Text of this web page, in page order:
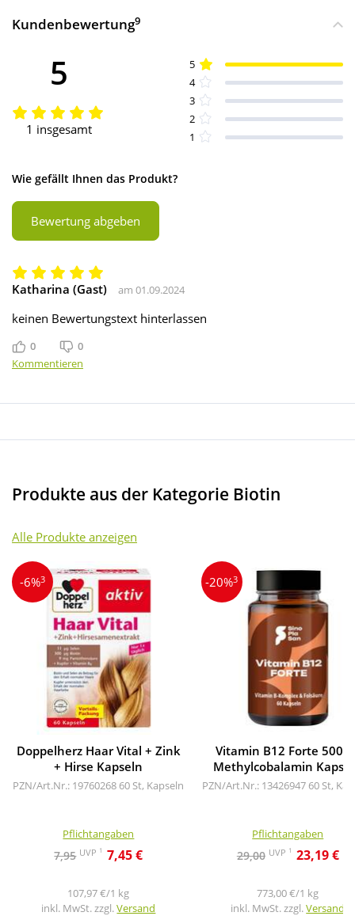
Kundenbewertung9
5
1 insgesamt
5
4
3
2
1
Wie gefällt Ihnen das Produkt?
Bewertung abgeben
Katharina (Gast) am 01.09.2024
keinen Bewertungstext hinterlassen
Gefällt mir
0 Gefällt mir nicht
0
Kommentieren
Produkte aus der Kategorie Biotin
Alle Produkte anzeigen
-6%3
Doppelherz Haar Vital + Zink
+ Hirse Kapseln
PZN/Art.Nr.: 19760268 60 St, Kapseln
Pflichtangaben
7,95 UVP 1 7,45 €
107,97 €/1 kg
inkl. MwSt. zzgl.Versand
-20%3
Vitamin B12 Forte 500
Methylcobalamin
PZN/Art.Nr.: 13426947 60 St,
Pflichtangaben
29,00 UVP 1 23,19 €
773,00 €/1 kg
inkl. MwSt. zzgl.Versand